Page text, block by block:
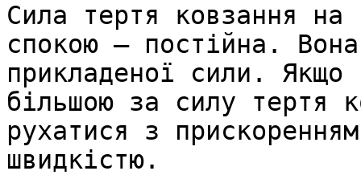
Сила тертя ковзання
спокою – постiйна.
прикладеної сили. Якщо
бiльшою за силу тертя
рухатися з
швидкiстю.